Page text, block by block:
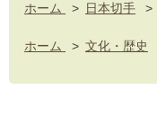
ホーム > 日本切手 >
ホーム > 文化・歴史